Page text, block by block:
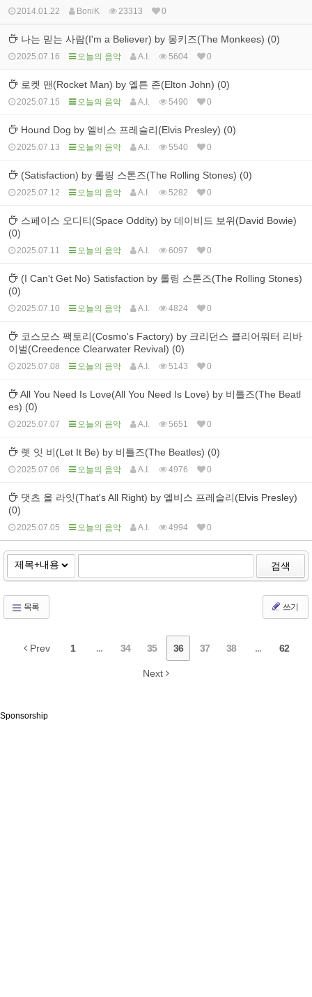
2014.01.22 BoniK 23313 0
나는 믿는 사람(I'm a Believer) by 몽키즈(The Monkees) (0)
2025.07.16 오늘의 음악 A.I. 5604 0
로켓 맨(Rocket Man) by 엘튼 존(Elton John) (0)
2025.07.15 오늘의 음악 A.I. 5490 0
Hound Dog by 엘비스 프레슬리(Elvis Presley) (0)
2025.07.13 오늘의 음악 A.I. 5540 0
(Satisfaction) by 롤링 스톤즈(The Rolling Stones) (0)
2025.07.12 오늘의 음악 A.I. 5282 0
스페이스 오디티(Space Oddity) by 데이비드 보위(David Bowie)
(0)
2025.07.11 오늘의 음악 A.I. 6097 0
(I Can't Get No) Satisfaction by 롤링 스톤즈(The Rolling Stones)
(0)
2025.07.10 오늘의 음악 A.I. 4824 0
코스모스 팩토리(Cosmo's Factory) by 크리던스 클리어워터 리바
이벌(Creedence Clearwater Revival) (0)
2025.07.08 오늘의 음악 A.I. 5143 0
All You Need Is Love(All You Need Is Love) by 비틀즈(The Beatl
es) (0)
2025.07.07 오늘의 음악 A.I. 5651 0
렛 잇 비(Let It Be) by 비틀즈(The Beatles) (0)
2025.07.06 오늘의 음악 A.I. 4976 0
댓츠 올 라잇(That's All Right) by 엘비스 프레슬리(Elvis Presley)
(0)
2025.07.05 오늘의 음악 A.I. 4994 0
검색
목록 쓰기
Prev 1 ... 34 35 36 37 38 ... 62
Next
Sponsorship